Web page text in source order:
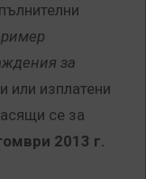
за
или изплатени
се за
2013 г.